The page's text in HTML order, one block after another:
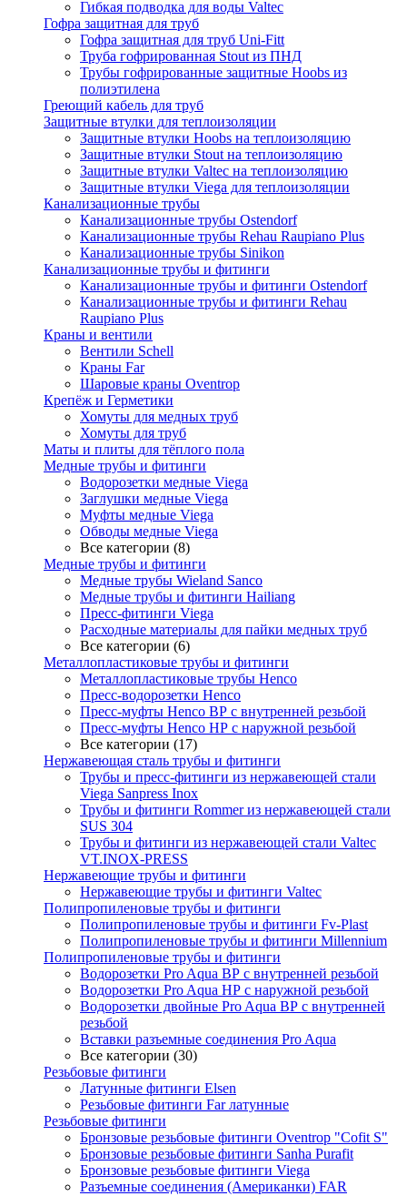
Гибкая подводка для воды Valtec
Гофра защитная для труб
Гофра защитная для труб Uni-Fitt
Труба гофрированная Stout из ПНД
Трубы гофрированные защитные Hoobs из
полиэтилена
Греющий кабель для труб
Защитные втулки для теплоизоляции
Защитные втулки Hoobs на теплоизоляцию
Защитные втулки Stout на теплоизоляцию
Защитные втулки Valtec на теплоизоляцию
Защитные втулки Viega для теплоизоляции
Канализационные трубы
Канализационные трубы Ostendorf
Канализационные трубы Rehau Raupiano Plus
Канализационные трубы Sinikon
Канализационные трубы и фитинги
Канализационные трубы и фитинги Ostendorf
Канализационные трубы и фитинги Rehau
Raupiano Plus
Краны и вентили
Вентили Schell
Краны Far
Шаровые краны Oventrop
Крепёж и Герметики
Хомуты для медных труб
Хомуты для труб
Маты и плиты для тёплого пола
Медные трубы и фитинги
Водорозетки медные Viega
Заглушки медные Viega
Муфты медные Viega
Обводы медные Viega
Все категории (8)
Медные трубы и фитинги
Медные трубы Wieland Sanco
Медные трубы и фитинги Hailiang
Пресс-фитинги Viega
Расходные материалы для пайки медных труб
Все категории (6)
Металлопластиковые трубы и фитинги
Металлопластиковые трубы Henco
Пресс-водорозетки Henco
Пресс-муфты Henco ВР с внутренней резьбой
Пресс-муфты Henco НР с наружной резьбой
Все категории (17)
Нержавеющая сталь трубы и фитинги
Трубы и пресс-фитинги из нержавеющей стали
Viega Sanpress Inox
Трубы и фитинги Rommer из нержавеющей стали
SUS 304
Трубы и фитинги из нержавеющей стали Valtec
VT.INOX-PRESS
Нержавеющие трубы и фитинги
Нержавеющие трубы и фитинги Valtec
Полипропиленовые трубы и фитинги
Полипропиленовые трубы и фитинги Fv-Plast
Полипропиленовые трубы и фитинги Millennium
Полипропиленовые трубы и фитинги
Водорозетки Pro Aqua ВР с внутренней резьбой
Водорозетки Pro Aqua НР с наружной резьбой
Водорозетки двойные Pro Aqua ВР с внутренней
резьбой
Вставки разъемные соединения Pro Aqua
Все категории (30)
Резьбовые фитинги
Латунные фитинги Elsen
Резьбовые фитинги Far латунные
Резьбовые фитинги
Бронзовые резьбовые фитинги Oventrop "Cofit S"
Бронзовые резьбовые фитинги Sanha Purafit
Бронзовые резьбовые фитинги Viega
Разъемные соединения (Американки) FAR